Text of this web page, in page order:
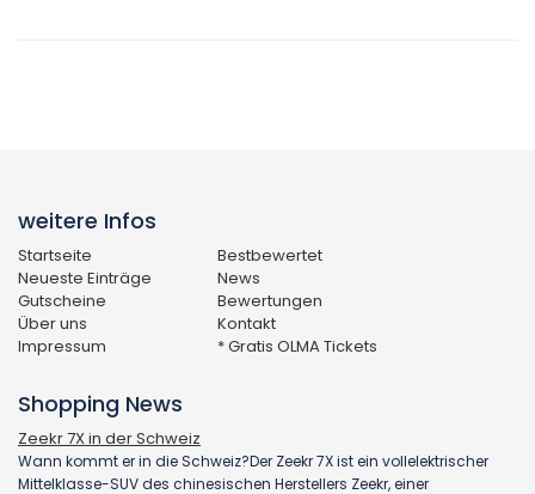
weitere Infos
Startseite
Bestbewertet
Neueste Einträge
News
Gutscheine
Bewertungen
Über uns
Kontakt
Impressum
* Gratis OLMA Tickets
Shopping News
Zeekr 7X in der Schweiz
Wann kommt er in die Schweiz?Der Zeekr 7X ist ein vollelektrischer
Mittelklasse-SUV des chinesischen Herstellers Zeekr, einer